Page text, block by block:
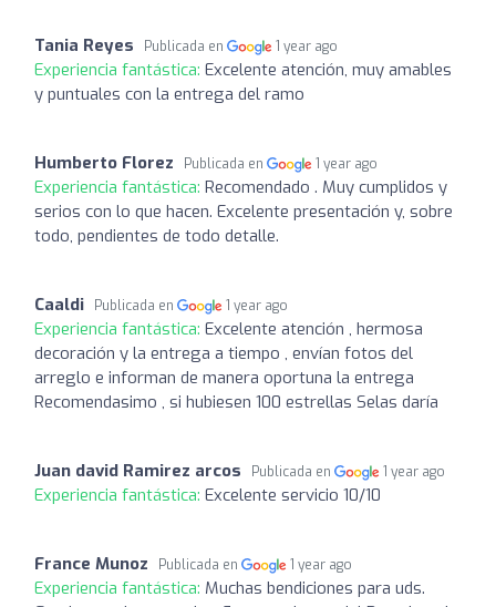
Tania Reyes Publicada en 1 year ago
Experiencia fantástica: Excelente atención, muy amables
y puntuales con la entrega del ramo
Humberto Florez Publicada en 1 year ago
Experiencia fantástica: Recomendado . Muy cumplidos y
serios con lo que hacen. Excelente presentación y, sobre
todo, pendientes de todo detalle.
Caaldi Publicada en 1 year ago
Experiencia fantástica: Excelente atención , hermosa
decoración y la entrega a tiempo , envían fotos del
arreglo e informan de manera oportuna la entrega
Recomendasimo , si hubiesen 100 estrellas Selas daría
Juan david Ramirez arcos Publicada en 1 year ago
Experiencia fantástica: Excelente servicio 10/10
France Munoz Publicada en 1 year ago
Experiencia fantástica: Muchas bendiciones para uds.